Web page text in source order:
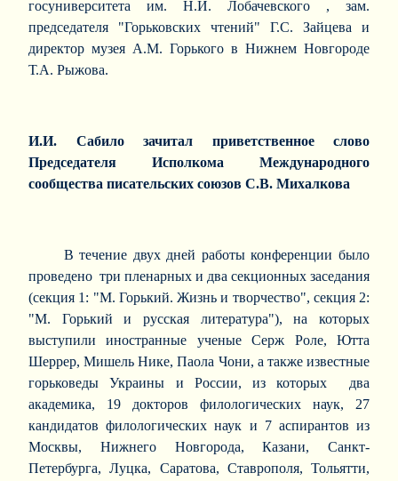
госуниверситета им. Н.И. Лобачевского , зам.
председателя "Горьковских чтений" Г.С. Зайцева и
директор музея А.М. Горького в Нижнем Новгороде
Т.А. Рыжова.
И.И. Сабило зачитал приветственное слово
Председателя Исполкома Международного
сообщества писательских союзов С.В. Михалкова
В течение двух дней работы конференции было
проведено три пленарных и два секционных заседания
(секция 1: "М. Горький. Жизнь и творчество", секция 2:
"М. Горький и русская литература"), на которых
выступили иностранные ученые Серж Роле, Ютта
Шеррер, Мишель Нике, Паола Чони, а также известные
горьковеды Украины и России, из которых два
академика, 19 докторов филологических наук, 27
кандидатов филологических наук и 7 аспирантов из
Москвы, Нижнего Новгорода, Казани, Санкт-
Петербурга, Луцка, Саратова, Ставрополя, Тольятти,